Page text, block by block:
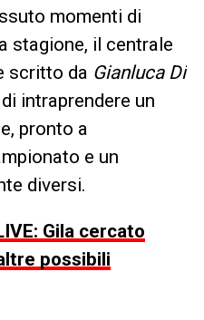
momenti di
stagione, il centrale
scritto da Gianluca Di
intraprendere un
pronto a
e un
diversi.
Gila cercato
possibili